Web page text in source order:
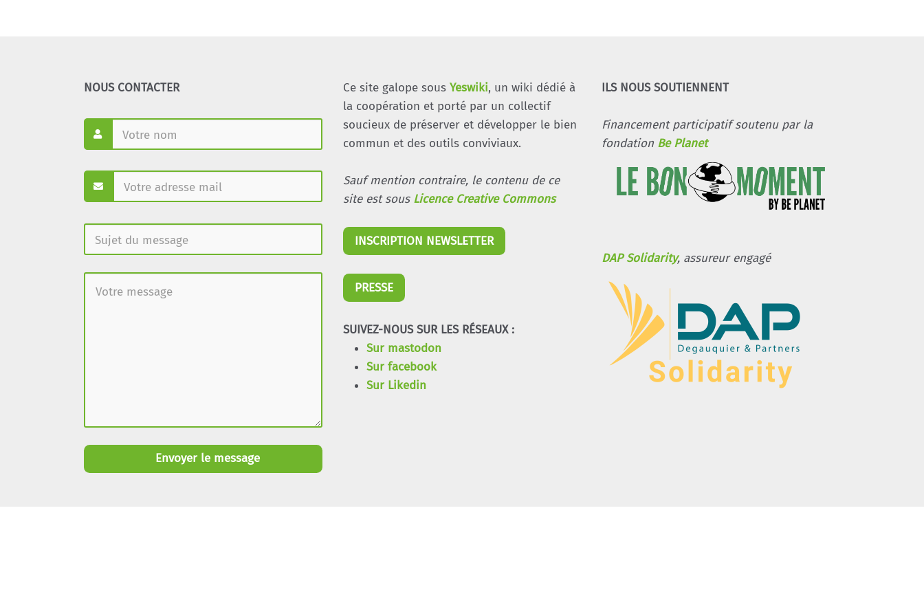
NOUS CONTACTER
Envoyer le message
Ce site galope sous Yeswiki, un wiki dédié à
la coopération et porté par un collectif
soucieux de préserver et développer le bien
commun et des outils conviviaux.
Sauf mention contraire, le contenu de ce
site est sous Licence Creative Commons
INSCRIPTION NEWSLETTER
PRESSE
SUIVEZ-NOUS SUR LES RÉSEAUX :
Sur mastodon
Sur facebook
Sur Likedin
ILS NOUS SOUTIENNENT
Financement participatif soutenu par la
fondation Be Planet
DAP Solidarity, assureur engagé